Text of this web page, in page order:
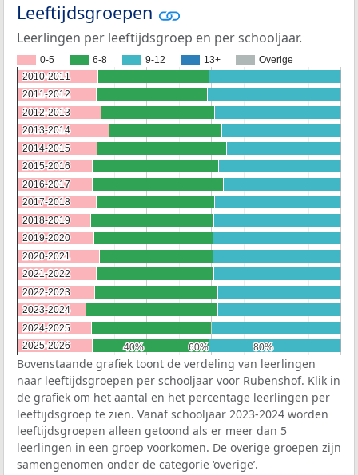
Leeftijdsgroepen
Leerlingen per leeftijdsgroep en per schooljaar.
0-5 6-8 9-12 13+ Overige
40%
40% 60%
60% 80%
80%
2010-2011
2010-2011
2011-2012
2011-2012
2012-2013
2012-2013
2013-2014
2013-2014
2014-2015
2014-2015
2015-2016
2015-2016
2016-2017
2016-2017
2017-2018
2017-2018
2018-2019
2018-2019
2019-2020
2019-2020
2020-2021
2020-2021
2021-2022
2021-2022
2022-2023
2022-2023
2023-2024
2023-2024
2024-2025
2024-2025
2025-2026
2025-2026
Bovenstaande grafiek toont de verdeling van leerlingen
naar leeftijdsgroepen per schooljaar voor Rubenshof. Klik in
de grafiek om het aantal en het percentage leerlingen per
leeftijdsgroep te zien. Vanaf schooljaar 2023-2024 worden
leeftijdsgroepen alleen getoond als er meer dan 5
leerlingen in een groep voorkomen. De overige groepen zijn
samengenomen onder de categorie ‘overige’.